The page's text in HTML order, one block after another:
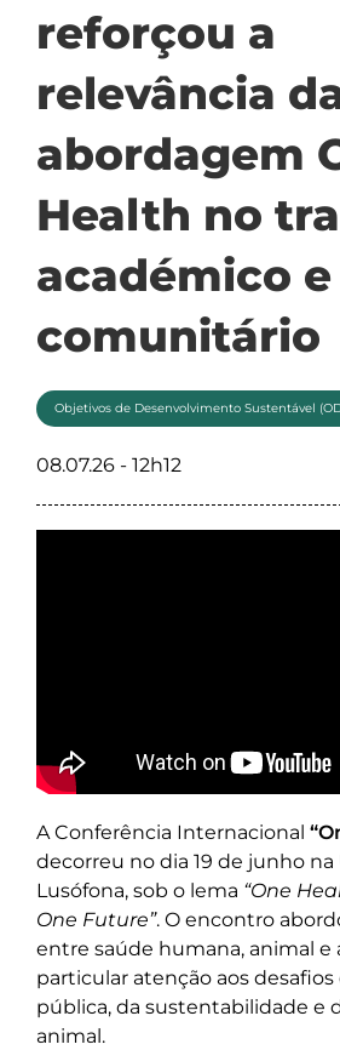
reforçou a
relevância
abordagem
Health no
académico e
comunitário
Objetivos de Desenvolvimento Sustentável
08.07.26 - 12h12
A Conferência Internacional
decorreu no dia 19 de junho
Lusófona, sob o lema “One
One Future”. O encontro
entre saúde humana, animal e
particular atenção aos desafios
pública, da sustentabilidade e
animal.